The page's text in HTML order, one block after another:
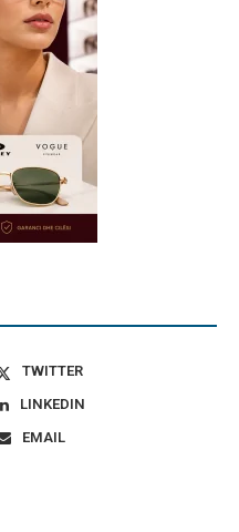
TWITTER
LINKEDIN
EMAIL